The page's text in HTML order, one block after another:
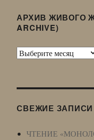
АРХИВ ЖИВОГО
ARCHIVE)
Архив
LJ
СВЕЖИЕ ЗАПИСИ
ЧТЕНИЕ